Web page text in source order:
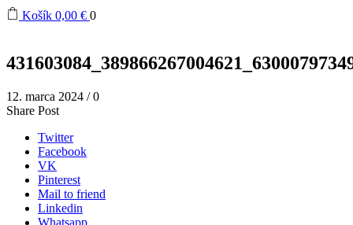
Košík 0,00 € 0
12. marca 2024 / 0
Share Post
Twitter
Facebook
VK
Pinterest
Mail to friend
Linkedin